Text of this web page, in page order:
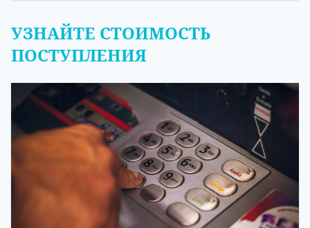
УЗНАЙТЕ СТОИМОСТЬ
ПОСТУПЛЕНИЯ